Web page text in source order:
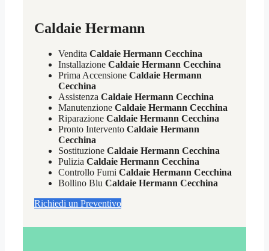
Caldaie Hermann
Vendita Caldaie Hermann Cecchina
Installazione Caldaie Hermann Cecchina
Prima Accensione Caldaie Hermann
Cecchina
Assistenza Caldaie Hermann Cecchina
Manutenzione Caldaie Hermann Cecchina
Riparazione Caldaie Hermann Cecchina
Pronto Intervento Caldaie Hermann
Cecchina
Sostituzione Caldaie Hermann Cecchina
Pulizia Caldaie Hermann Cecchina
Controllo Fumi Caldaie Hermann Cecchina
Bollino Blu Caldaie Hermann Cecchina
Richiedi un Preventivo